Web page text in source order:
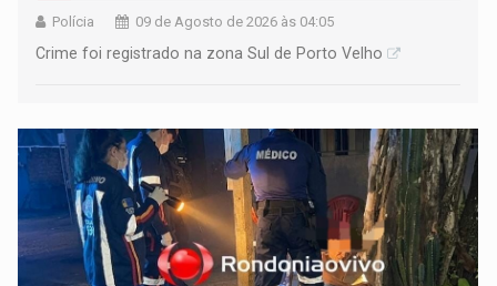
Polícia 09 de Agosto de 2026 às 04:05
Crime foi registrado na zona Sul de Porto Velho